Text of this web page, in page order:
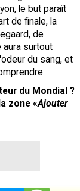
le but paraît
de finale, la
de
surtout
du sang, et
du Mondial ?
zone «Ajouter